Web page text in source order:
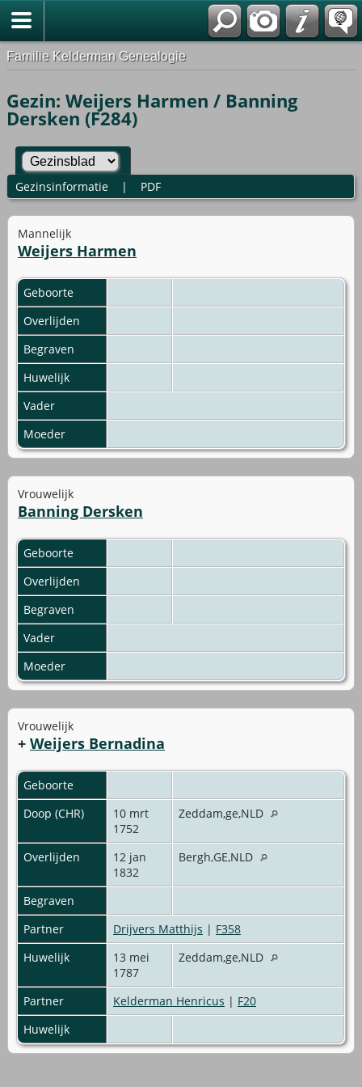
Familie Kelderman Genealogie
Gezin: Weijers Harmen / Banning
Dersken (F284)
Gezinsinformatie| PDF
Mannelijk
Weijers Harmen
Geboorte
Overlijden
Begraven
Huwelijk
Vader
Moeder
Vrouwelijk
Banning Dersken
Geboorte
Overlijden
Begraven
Vader
Moeder
Vrouwelijk
+ Weijers Bernadina
Geboorte
Doop (CHR)
10 mrt
1752
Zeddam,ge,NLD
Overlijden
12 jan
1832
Bergh,GE,NLD
Begraven
Partner
Drijvers Matthijs | F358
Huwelijk
13 mei
1787
Zeddam,ge,NLD
Partner Kelderman Henricus | F20
Huwelijk